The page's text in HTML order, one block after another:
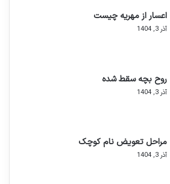
منظور ضمانت اجرای احکام و تعهدات صادر
می دهد تا حقوق قانونی خود را به مرحله عمل
و هدف از صدور آن
اجراییهبرگه ای رسمی است که به موجب آن،
قضایی قطعی و لازم الاجرا (صادره از دادگاه
رسمی لازم الاجرا (صادره از دفاتر اسناد
دایره اجرای احکام دادگستری یا اداره اجرای
از صدور اجراییه، تحقق عملی حقوقی
به رسمیت شناخته شده و به این ترتیب،
قضایی و تعهدات قانونی به مرحله
باقی نمی مانند.
اعسار از مهریه چیست
آذر 3, 1404
روح بچه سقط شده
آذر 3, 1404
مراحل تعویض نام کوچک
آذر 3, 1404